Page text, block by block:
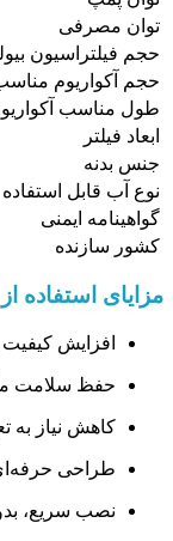
توان مصرفی
حجم فیلتراسیون
حجم آکواریوم
طول مناسب
ابعاد فیلتر
جنس بدنه
نوع آب قابل استفاده
گواهینامه ایمنی
کشور سازنده
مزایای استفاده از JBL CristalProfi 401
افزایش
حفظ سلامت
کاهش نیاز به
طراحی
نصب سریع،